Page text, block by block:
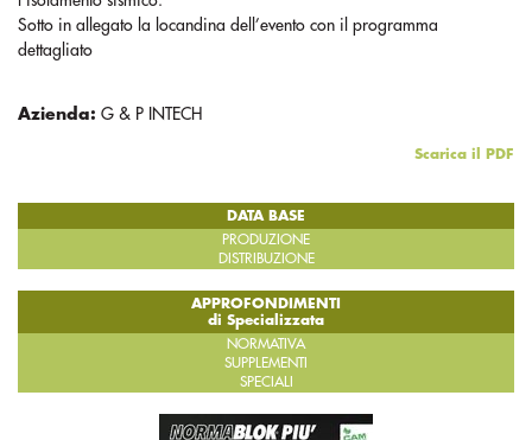
Sotto in allegato la locandina dell’evento con il programma
dettagliato
Azienda: G & P INTECH
Scarica il PDF
DATA BASE
PRODUZIONE
DISTRIBUZIONE
APPROFONDIMENTI
di Specializzata
NORMATIVA
SUPPLEMENTI
SPECIALI